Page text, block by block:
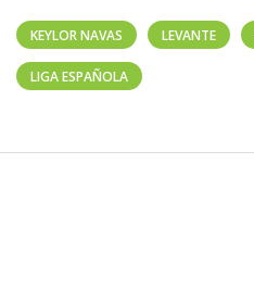
KEYLOR NAVAS LEVANTE
LIGA ESPAÑOLA